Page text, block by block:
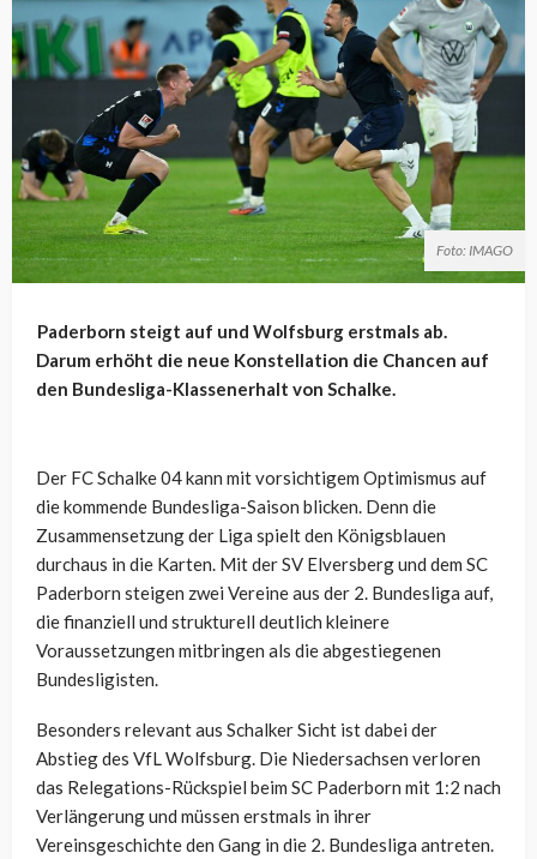
Foto: IMAGO
Paderborn steigt auf und Wolfsburg erstmals ab.
Darum erhöht die neue Konstellation die Chancen auf
den Bundesliga-Klassenerhalt von Schalke.
Der FC Schalke 04 kann mit vorsichtigem Optimismus auf
die kommende Bundesliga-Saison blicken. Denn die
Zusammensetzung der Liga spielt den Königsblauen
durchaus in die Karten. Mit der SV Elversberg und dem SC
Paderborn steigen zwei Vereine aus der 2. Bundesliga auf,
die finanziell und strukturell deutlich kleinere
Voraussetzungen mitbringen als die abgestiegenen
Bundesligisten.
Besonders relevant aus Schalker Sicht ist dabei der
Abstieg des VfL Wolfsburg. Die Niedersachsen verloren
das Relegations-Rückspiel beim SC Paderborn mit 1:2 nach
Verlängerung und müssen erstmals in ihrer
Vereinsgeschichte den Gang in die 2. Bundesliga antreten.